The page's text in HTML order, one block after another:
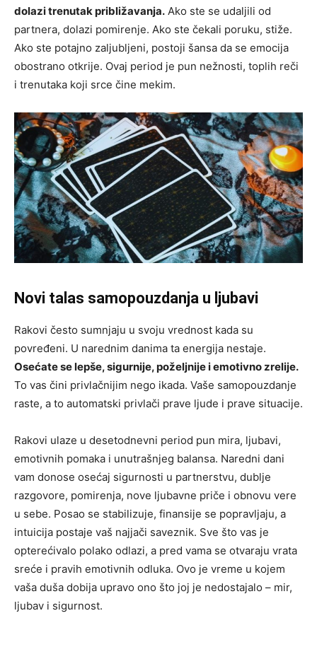
dolazi trenutak približavanja. Ako ste se udaljili od
partnera, dolazi pomirenje. Ako ste čekali poruku, stiže.
Ako ste potajno zaljubljeni, postoji šansa da se emocija
obostrano otkrije. Ovaj period je pun nežnosti, toplih reči
i trenutaka koji srce čine mekim.
Novi talas samopouzdanja u ljubavi
Rakovi često sumnjaju u svoju vrednost kada su
povređeni. U narednim danima ta energija nestaje.
Osećate se lepše, sigurnije, poželjnije i emotivno zrelije.
To vas čini privlačnijim nego ikada. Vaše samopouzdanje
raste, a to automatski privlači prave ljude i prave situacije.
Rakovi ulaze u desetodnevni period pun mira, ljubavi,
emotivnih pomaka i unutrašnjeg balansa. Naredni dani
vam donose osećaj sigurnosti u partnerstvu, dublje
razgovore, pomirenja, nove ljubavne priče i obnovu vere
u sebe. Posao se stabilizuje, finansije se popravljaju, a
intuicija postaje vaš najjači saveznik. Sve što vas je
opterećivalo polako odlazi, a pred vama se otvaraju vrata
sreće i pravih emotivnih odluka. Ovo je vreme u kojem
vaša duša dobija upravo ono što joj je nedostajalo – mir,
ljubav i sigurnost.